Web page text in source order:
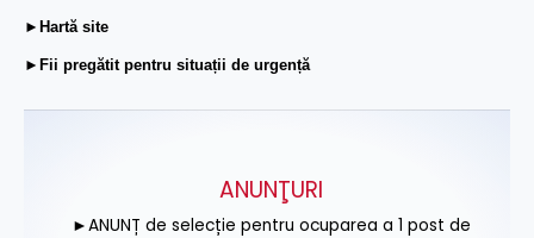
►Hartă site
►Fii pregătit pentru situații de urgență
ANUNŢURI
►ANUNȚ de selecție pentru ocuparea a 1 post de